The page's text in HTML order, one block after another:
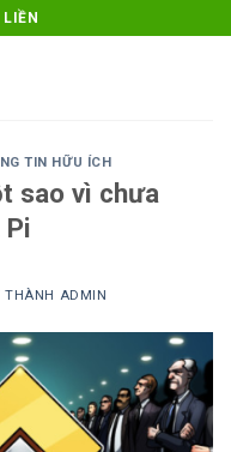
LIỀN
TIN HỮU ÍCH
sao vì chưa
Pi
THÀNH ADMIN